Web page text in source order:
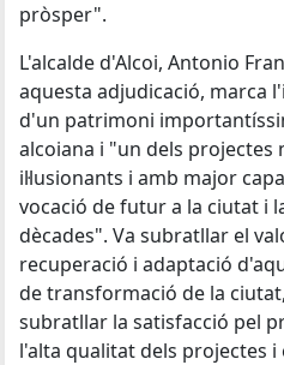
pròsper".
L'alcalde d'Alcoi, Antonio
aquesta adjudicació, marca
d'un patrimoni
alcoiana i "un dels projectes
il·lusionants i amb major
vocació de futur a la ciutat i
dècades". Va subratllar el
recuperació i adaptació
de transformació de la
subratllar la satisfacció pel
l'alta qualitat dels projectes i